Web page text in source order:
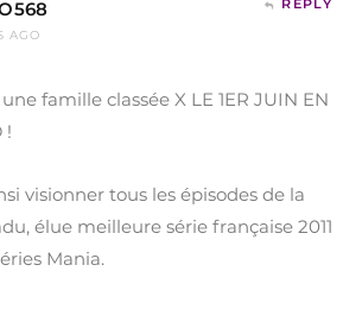
AGO
REPLY
famille classée X LE 1ER JUIN EN
!
visionner tous les épisodes de la
élue meilleure série française 2011
Mania.